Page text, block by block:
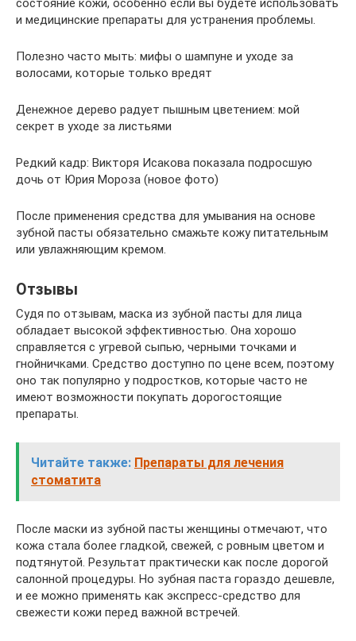
состояние кожи, особенно если вы будете использовать
и медицинские препараты для устранения проблемы.
Полезно часто мыть: мифы о шампуне и уходе за
волосами, которые только вредят
Денежное дерево радует пышным цветением: мой
секрет в уходе за листьями
Редкий кадр: Викторя Исакова показала подросшую
дочь от Юрия Мороза (новое фото)
После применения средства для умывания на основе
зубной пасты обязательно смажьте кожу питательным
или увлажняющим кремом.
Отзывы
Судя по отзывам, маска из зубной пасты для лица
обладает высокой эффективностью. Она хорошо
справляется с угревой сыпью, черными точками и
гнойничками. Средство доступно по цене всем, поэтому
оно так популярно у подростков, которые часто не
имеют возможности покупать дорогостоящие
препараты.
Читайте также: Препараты для лечения
стоматита
После маски из зубной пасты женщины отмечают, что
кожа стала более гладкой, свежей, с ровным цветом и
подтянутой. Результат практически как после дорогой
салонной процедуры. Но зубная паста гораздо дешевле,
и ее можно применять как экспресс-средство для
свежести кожи перед важной встречей.